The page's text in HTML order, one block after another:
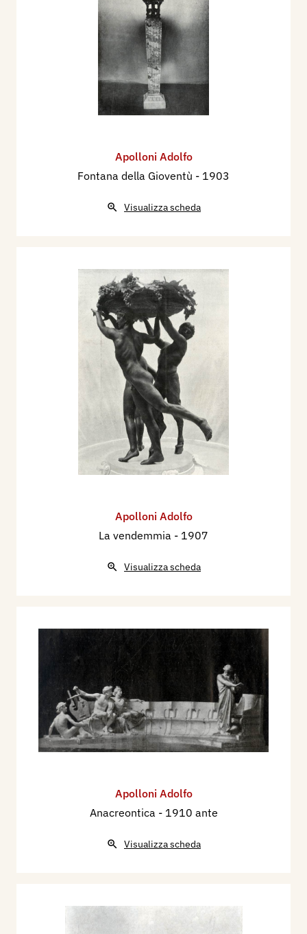
Apolloni Adolfo
Fontana della Gioventù - 1903
Visualizza scheda
Apolloni Adolfo
La vendemmia - 1907
Visualizza scheda
Apolloni Adolfo
Anacreontica - 1910 ante
Visualizza scheda